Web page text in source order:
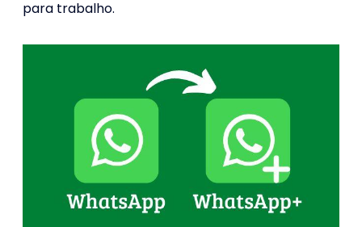
para trabalho.